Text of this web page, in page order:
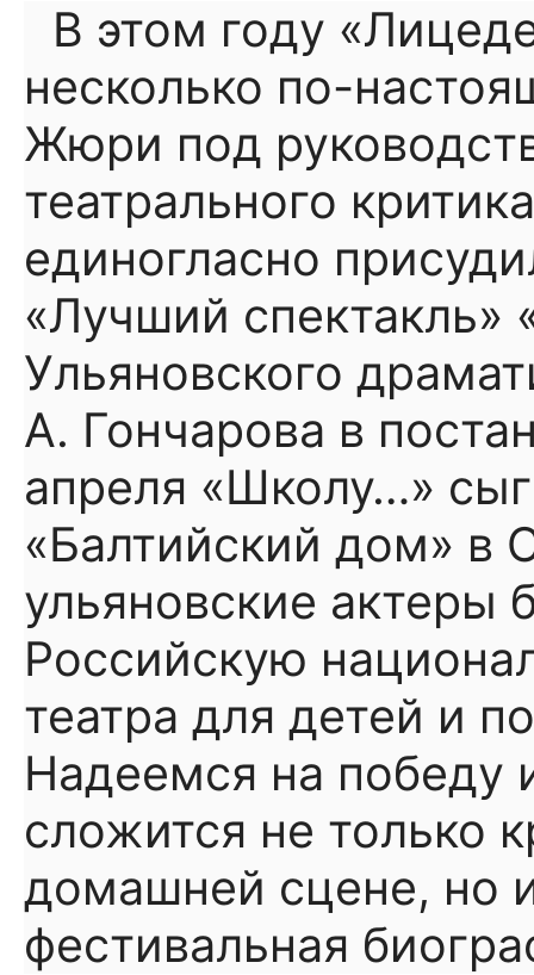
В этом году
несколько по-
Жюри под
театрального
единогласно
«Лучший спектакль»
Ульяновского
А. Гончарова в
апреля «Школу…»
«Балтийский дом» в
ульяновские актеры
Российскую
театра для детей и
Надеемся на победу
сложится не только
домашней сцене, но
фестивальная